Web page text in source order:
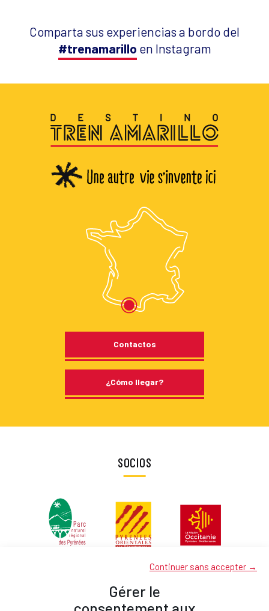
Gérer le
Continuer sans accepter →
Comparta sus experiencias a bordo del
#trenamarillo en Instagram
Contactos
¿Cómo llegar?
SOCIOS